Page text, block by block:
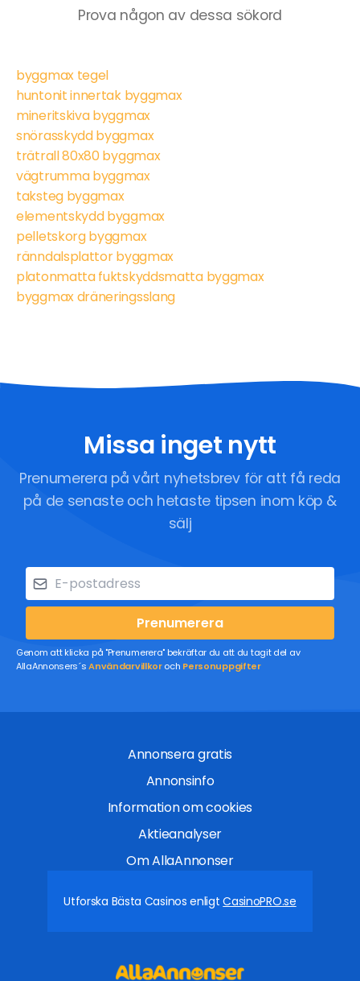
Prova någon av dessa sökord
byggmax tegel
huntonit innertak byggmax
mineritskiva byggmax
snörasskydd byggmax
trätrall 80x80 byggmax
vägtrumma byggmax
taksteg byggmax
elementskydd byggmax
pelletskorg byggmax
ränndalsplattor byggmax
platonmatta fuktskyddsmatta byggmax
byggmax dräneringsslang
Missa inget nytt
Prenumerera på vårt nyhetsbrev för att få reda
på de senaste och hetaste tipsen inom köp &
sälj
Prenumerera
Genom att klicka på "Prenumerera" bekräftar du att du tagit del av
AllaAnnonsers´sAnvändarvillkoroch Personuppgifter
Annonsera gratis
Annonsinfo
Information om cookies
Aktieanalyser
Om AllaAnnonser
Utforska Bästa Casinos enligtCasinoPRO.se